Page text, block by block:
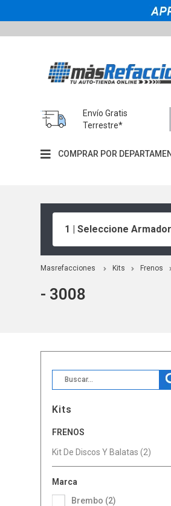
Envío Gratis
Terrestre*
COMPRAR POR
1 | Seleccione
Masrefacciones Kits Frenos
- 3008
Kits
FRENOS
Kit De Discos Y Balatas (2)
Marca
Brembo (2)